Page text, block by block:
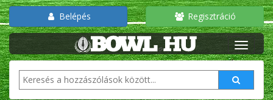
Belépés Regisztráció